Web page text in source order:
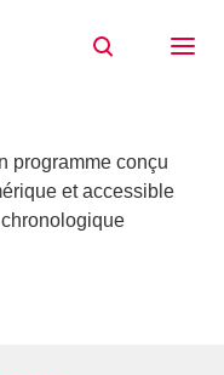
programme conçu
et accessible